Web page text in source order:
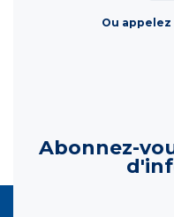
Ou appelez
Abonnez-